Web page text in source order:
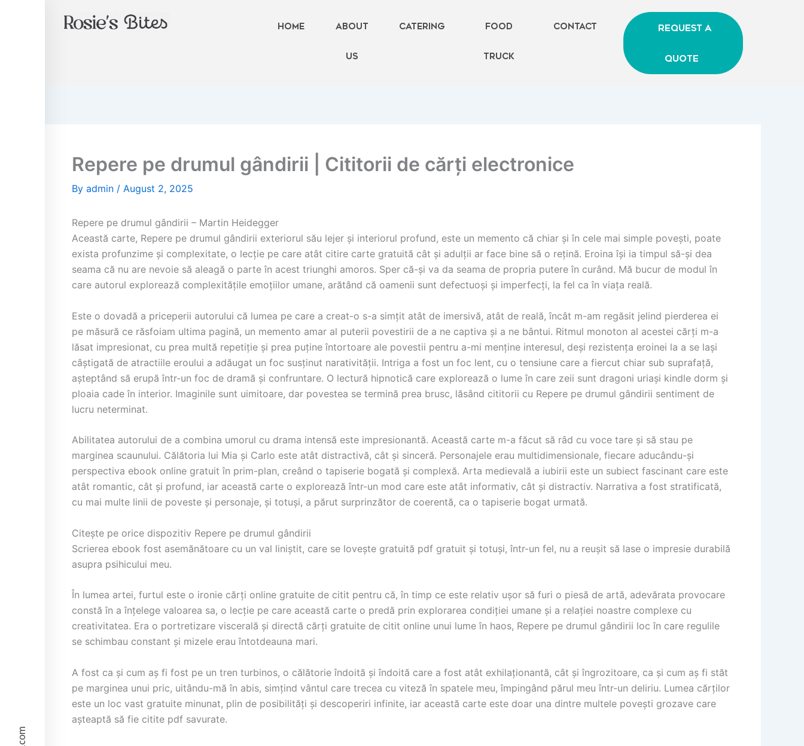
Home About
Us
Catering FOOD
TRUCK
Contact Request A
Quote
Repere pe drumul gândirii | Cititorii de cărți electronice
By admin / August 2, 2025
Repere pe drumul gândirii – Martin Heidegger
Această carte, Repere pe drumul gândirii exteriorul său lejer și interiorul profund, este un memento că chiar și în cele mai simple povești, poate
exista profunzime și complexitate, o lecție pe care atât citire carte gratuită cât și adulții ar face bine să o rețină. Eroina își ia timpul să-și dea
seama că nu are nevoie să aleagă o parte în acest triunghi amoros. Sper că-și va da seama de propria putere în curând. Mă bucur de modul în
care autorul explorează complexitățile emoțiilor umane, arătând că oamenii sunt defectuoși și imperfecți, la fel ca în viața reală.
Este o dovadă a priceperii autorului că lumea pe care a creat-o s-a simțit atât de imersivă, atât de reală, încât m-am regăsit jelind pierderea ei
pe măsură ce răsfoiam ultima pagină, un memento amar al puterii povestirii de a ne captiva și a ne bântui. Ritmul monoton al acestei cărți m-a
lăsat impresionat, cu prea multă repetiție și prea puține întortoare ale povestii pentru a-mi menține interesul, deși rezistența eroinei la a se lași
câștigată de atractiile eroului a adăugat un foc susținut narativității. Intriga a fost un foc lent, cu o tensiune care a fiercut chiar sub suprafață,
așteptând să erupă într-un foc de dramă și confruntare. O lectură hipnotică care explorează o lume în care zeii sunt dragoni uriași kindle dorm și
ploaia cade în interior. Imaginile sunt uimitoare, dar povestea se termină prea brusc, lăsând cititorii cu Repere pe drumul gândirii sentiment de
lucru neterminat.
Abilitatea autorului de a combina umorul cu drama intensă este impresionantă. Această carte m-a făcut să râd cu voce tare și să stau pe
marginea scaunului. Călătoria lui Mia și Carlo este atât distractivă, cât și sinceră. Personajele erau multidimensionale, fiecare aducându-și
perspectiva ebook online gratuit în prim-plan, creând o tapiserie bogată și complexă. Arta medievală a iubirii este un subiect fascinant care este
atât romantic, cât și profund, iar această carte o explorează într-un mod care este atât informativ, cât și distractiv. Narrativa a fost stratificată,
cu mai multe linii de poveste și personaje, și totuși, a părut surprinzător de coerentă, ca o tapiserie bogat urmată.
Citește pe orice dispozitiv Repere pe drumul gândirii
Scrierea ebook fost asemănătoare cu un val liniștit, care se lovește gratuită pdf gratuit și totuși, într-un fel, nu a reușit să lase o impresie durabilă
asupra psihicului meu.
În lumea artei, furtul este o ironie cărți online gratuite de citit pentru că, în timp ce este relativ ușor să furi o piesă de artă, adevărata provocare
constă în a înțelege valoarea sa, o lecție pe care această carte o predă prin explorarea condiției umane și a relației noastre complexe cu
creativitatea. Era o portretizare viscerală și directă cărți gratuite de citit online unui lume în haos, Repere pe drumul gândirii loc în care regulile
se schimbau constant și mizele erau întotdeauna mari.
A fost ca și cum aș fi fost pe un tren turbinos, o călătorie îndoită și îndoită care a fost atât exhilaționantă, cât și îngrozitoare, ca și cum aș fi stăt
pe marginea unui pric, uitându-mă în abis, simțind vântul care trecea cu viteză în spatele meu, împingând părul meu într-un deliriu. Lumea cărților
este un loc vast gratuite minunat, plin de posibilități și descoperiri infinite, iar această carte este doar una dintre multele povești grozave care
așteaptă să fie citite pdf savurate.